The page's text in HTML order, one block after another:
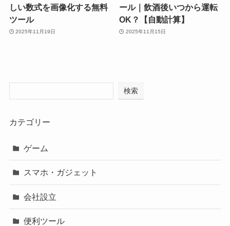
しい数式を画像化する無料
ツール
2025年11月19日
ール｜飲酒後いつから運転
OK？【自動計算】
2025年11月15日
検索
カテゴリー
ゲーム
スマホ・ガジェット
会社設立
便利ツール